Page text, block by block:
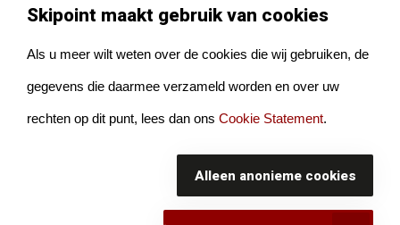
Skipoint maakt gebruik van cookies
Als u meer wilt weten over de cookies die wij gebruiken, de
gegevens die daarmee verzameld worden en over uw
rechten op dit punt, lees dan ons Cookie Statement.
Alleen anonieme cookies
Zondag Gesloten